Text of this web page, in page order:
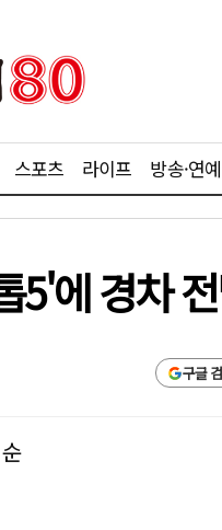
스포츠 라이프 방송·연예
5'에 경차
구글